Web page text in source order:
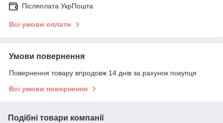
Післяплата УкрПошта
Всі умови оплати
Умови повернення
Повернення товару впродовж 14 днів за рахунок покупця
Всі умови повернення
Подібні товари компанії